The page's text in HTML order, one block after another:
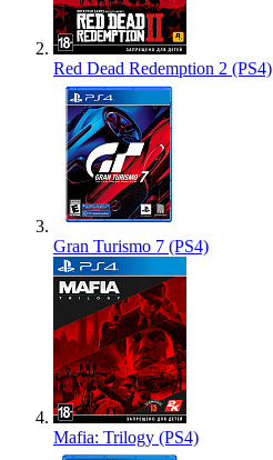
Red Dead Redemption 2 (PS4)
Gran Turismo 7 (PS4)
Mafia: Trilogy (PS4)